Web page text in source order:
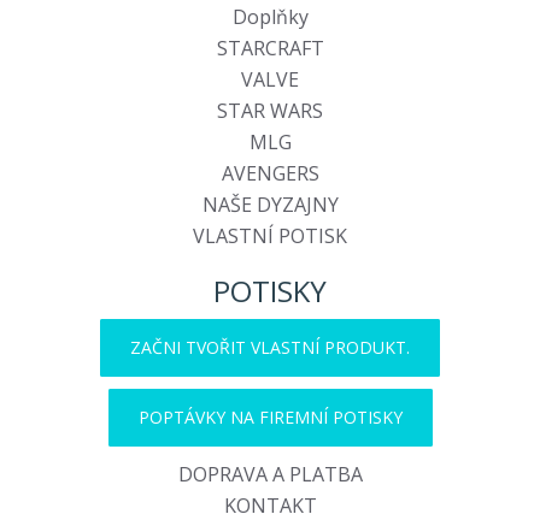
Doplňky
STARCRAFT
VALVE
STAR WARS
MLG
AVENGERS
NAŠE DYZAJNY
VLASTNÍ POTISK
POTISKY
ZAČNI TVOŘIT VLASTNÍ PRODUKT.
POPTÁVKY NA FIREMNÍ POTISKY
DOPRAVA A PLATBA
KONTAKT